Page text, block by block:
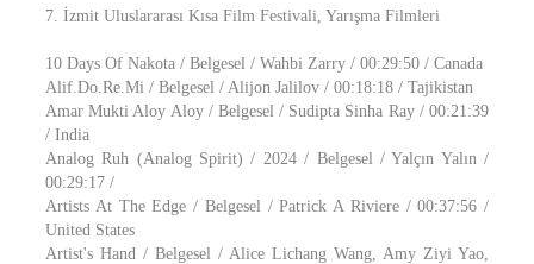
7. İzmit Uluslararası Kısa Film Festivali, Yarışma Filmleri
10 Days Of Nakota / Belgesel / Wahbi Zarry / 00:29:50 / Canada
Alif.Do.Re.Mi / Belgesel / Alijon Jalilov / 00:18:18 / Tajikistan
Amar Mukti Aloy Aloy / Belgesel / Sudipta Sinha Ray / 00:21:39
/ India
Analog Ruh (Analog Spirit) / 2024 / Belgesel / Yalçın Yalın /
00:29:17 /
Artists At The Edge / Belgesel / Patrick A Riviere / 00:37:56 /
United States
Artist's Hand / Belgesel / Alice Lichang Wang, Amy Ziyi Yao,